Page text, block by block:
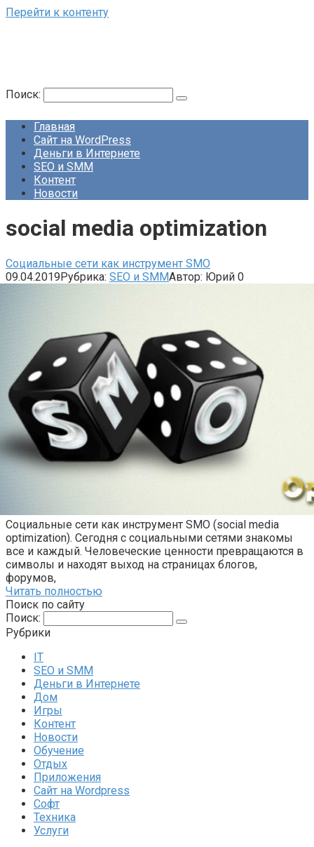
Перейти к контенту
Поиск:
Главная
Сайт на WordPress
Деньги в Интернете
SEO и SMM
Контент
Новости
social media optimization
Социальные сети как инструмент SMO
09.04.2019Рубрика: SEO и SMMАвтор: Юрий 0
Социальные сети как инструмент SMO (social media
optimization). Сегодня с социальными сетями знакомы
все и каждый. Человеческие ценности превращаются в
символы и находят выход на страницах блогов,
форумов,
Читать полностью
Поиск по сайту
Поиск:
Рубрики
IT
SEO и SMM
Деньги в Интернете
Дом
Игры
Контент
Новости
Обучение
Отдых
Приложения
Сайт на Wordpress
Софт
Техника
Услуги